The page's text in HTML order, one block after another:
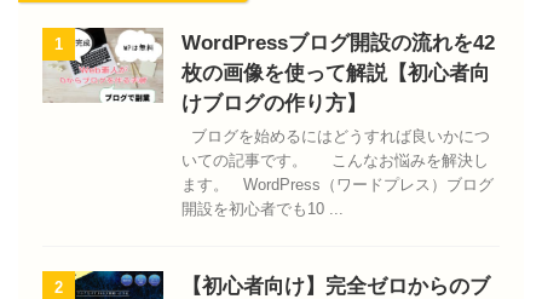
1
WordPressブログ開設の流れを42
枚の画像を使って解説【初心者向
けブログの作り方】
ブログを始めるにはどうすれば良いかにつ
いての記事です。 こんなお悩みを解決し
ます。 WordPress（ワードプレス）ブログ
開設を初心者でも10 ...
2
【初心者向け】完全ゼロからのブ